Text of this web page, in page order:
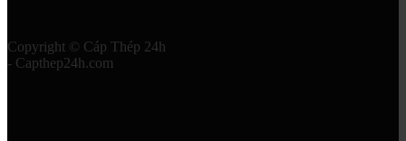
Copyright © Cáp Thép 24h
- Capthep24h.com